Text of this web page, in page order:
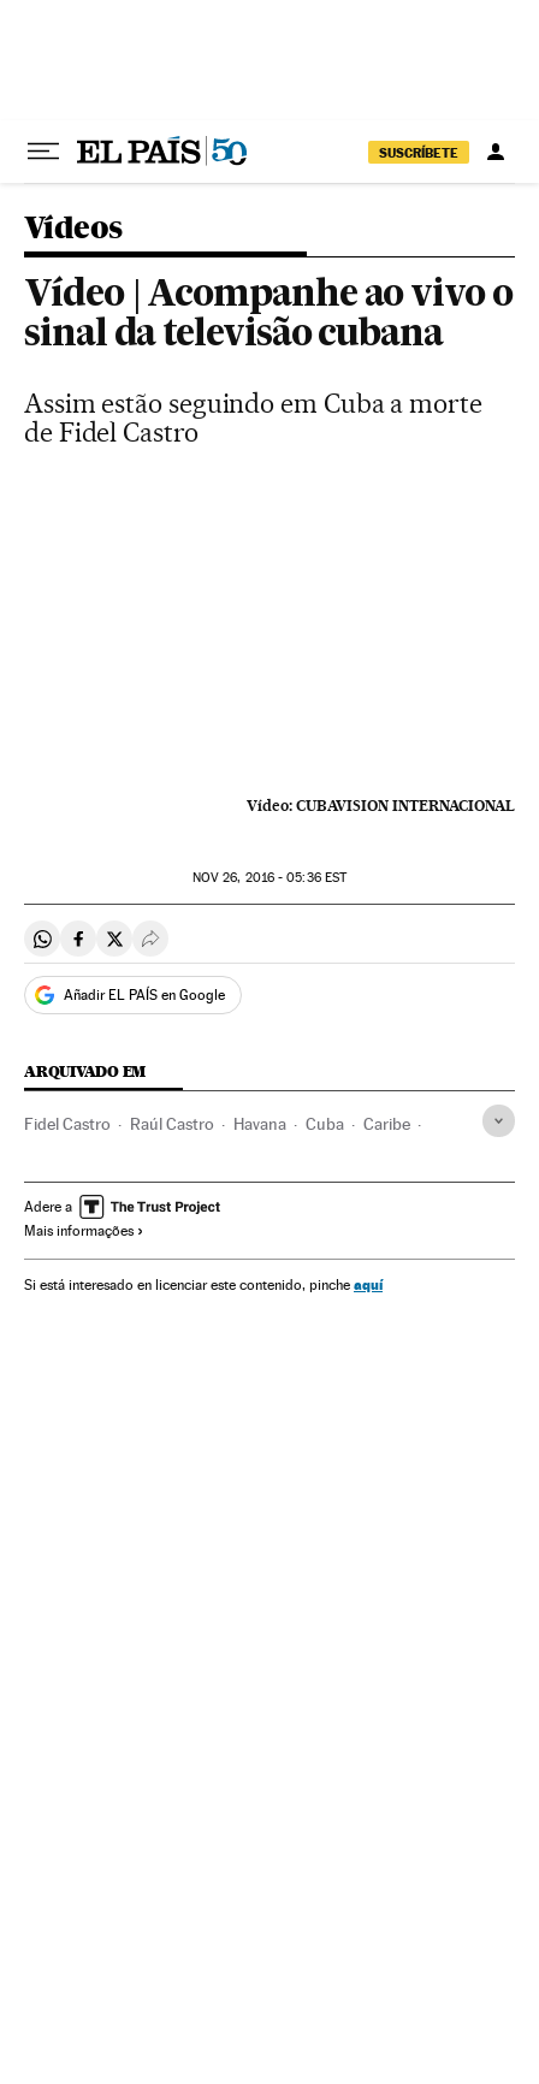
SUSCRÍBETE
Vídeos
Vídeo | Acompanhe ao vivo o
sinal da televisão cubana
Assim estão seguindo em Cuba a morte
de Fidel Castro
Vídeo: CUBAVISION INTERNACIONAL
NOV 26, 2016 - 05:36EST
Compartir en Whatsapp
Compartir en Facebook
Compartir en Twitter
Desplegar Redes Sociales
Añadir EL PAÍS en Google
ARQUIVADO EM
Fidel Castro Raúl Castro Havana Cuba Caribe
Adere a
Mais informações
Si está interesado en licenciar este contenido, pinche aquí